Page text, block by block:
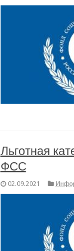
Льготная
ФСС
02.09.2021